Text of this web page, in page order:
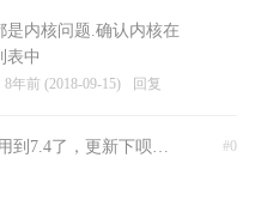
是内核问题.确认内核在
表中
8年前 (2018-09-15) 回复
#0
到7.4了，更新下呗…